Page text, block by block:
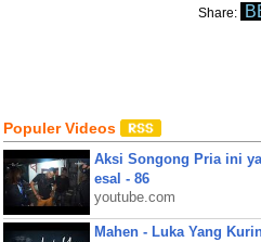
Share:
Populer Videos
Aksi Songong Pria ini
esal - 86
youtube.com
Mahen - Luka Yang